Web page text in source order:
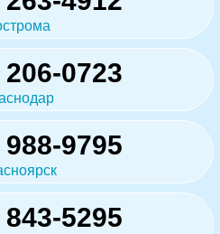
0723
9795
5295